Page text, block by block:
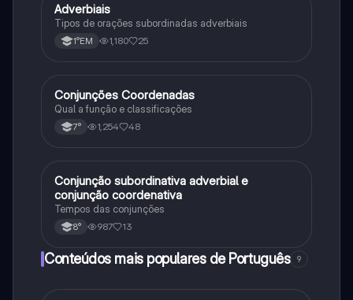
Português
Adverbiais
Tipos de orações subordinadas adverbiais
1°EM 1,180 25
Português
Conjunções Coordenadas
Qual a função e classificações
7° 1,254 48
Português
Conjunção subordinativa adverbial e
conjunção coordenativa
Tempos das conjunções
8° 987 13
Conteúdos mais populares de Português 9